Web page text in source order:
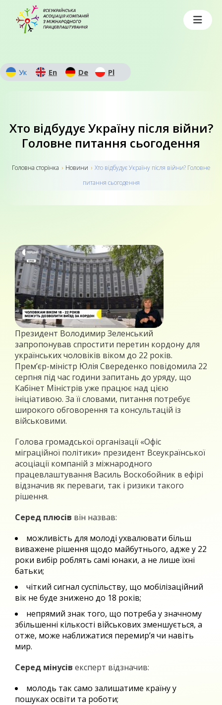
Ук En De Pl
Хто відбудує Україну після війни?
Головне питання сьогодення
Головна сторiнка › Новини › Хто відбудує Україну після війни? Головне
питання сьогодення
Президент Володимир Зеленський
запропонував спростити перетин кордону для
українських чоловіків віком до 22 років.
Прем’єр-міністр Юлія Свереденко повідомила 22
серпня під час години запитань до уряду, що
Кабінет Міністрів уже працює над цією
ініціативою. За її словами, питання потребує
широкого обговорення та консультацій із
військовими.
Голова громадської організації «Офіс
міграційної політики» президент Всеукраїнської
асоціації компаній з міжнародного
працевлаштування Василь Воскобойник в ефірі
відзначив як переваги, так і ризики такого
рішення.
Серед плюсів він назвав:
можливість для молоді ухвалювати більш
виважене рішення щодо майбутнього, адже у 22
роки вибір роблять самі юнаки, а не лише їхні
батьки;
чіткий сигнал суспільству, що мобілізаційний
вік не буде знижено до 18 років;
непрямий знак того, що потреба у значному
збільшенні кількості військових зменшується, а
отже, може наближатися перемир’я чи навіть
мир.
Серед мінусів експерт відзначив:
молодь так само залишатиме країну у
пошуках освіти та роботи;